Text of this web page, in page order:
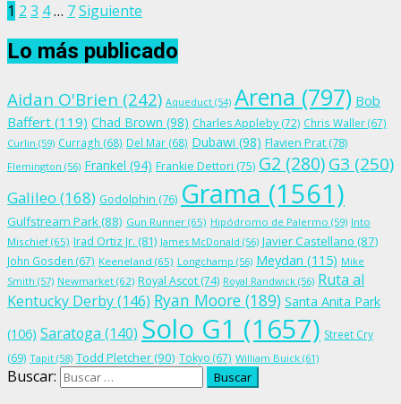
1 2 3 4… 7Siguiente
Lo más publicado
Aidan O'Brien (242) Aqueduct (54) Arena (797) Bob
Baffert (119) Chad Brown (98) Charles Appleby (72) Chris Waller(67)
Curlin (59) Curragh (68) Del Mar (68) Dubawi (98) Flavien Prat (78)
Flemington (56) Frankel (94) Frankie Dettori (75) G2 (280)G3 (250)
Galileo (168) Godolphin (76) Grama (1561)
Gulfstream Park(88) Gun Runner (65) Hipódromo de Palermo (59) Into
Mischief (65) Irad Ortiz Jr. (81) James McDonald (56) Javier Castellano (87)
John Gosden (67) Keeneland (65) Longchamp (56) Meydan (115) Mike
Smith (57) Newmarket (62) Royal Ascot (74) Royal Randwick (56) Ruta al
Kentucky Derby(146) Ryan Moore (189) Santa Anita Park
(106) Saratoga (140) Solo G1 (1657) Street Cry
(69) Tapit (58) Todd Pletcher(90) Tokyo (67) William Buick (61)
Buscar: